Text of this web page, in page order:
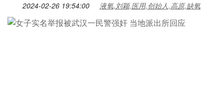
2024-02-26 19:54:00 液氧,刘颖,医用,创始人,高原,缺氧